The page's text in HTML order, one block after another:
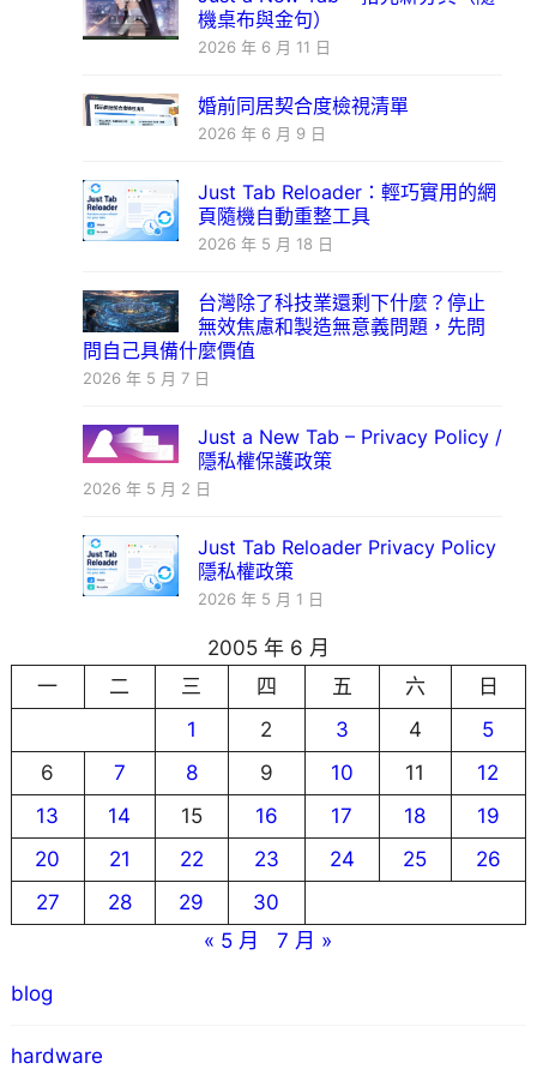
機桌布與金句）
2026 年 6 月 11 日
婚前同居契合度檢視清單
2026 年 6 月 9 日
Just Tab Reloader：輕巧實用的網
頁隨機自動重整工具
2026 年 5 月 18 日
台灣除了科技業還剩下什麼？停止
無效焦慮和製造無意義問題，先問
問自己具備什麼價值
2026 年 5 月 7 日
Just a New Tab – Privacy Policy /
隱私權保護政策
2026 年 5 月 2 日
Just Tab Reloader Privacy Policy
隱私權政策
2026 年 5 月 1 日
2005 年 6 月
一
二 三 四 五 六
日
1
2 3 4
5
6
7 8 9 10 11
12
13
14 15 16 17 18
19
20
21 22 23 24 25
26
27
28 29
30
« 5 月
7 月 »
blog
hardware